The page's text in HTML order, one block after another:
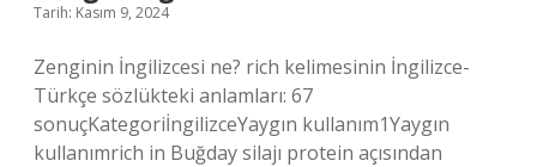
Tarih: Kasım 9, 2024
Zenginin İngilizcesi ne? rich kelimesinin İngilizce-
Türkçe sözlükteki anlamları: 67
sonuçKategoriİngilizceYaygın kullanım1Yaygın
kullanımrich in Buğday silajı protein açısından